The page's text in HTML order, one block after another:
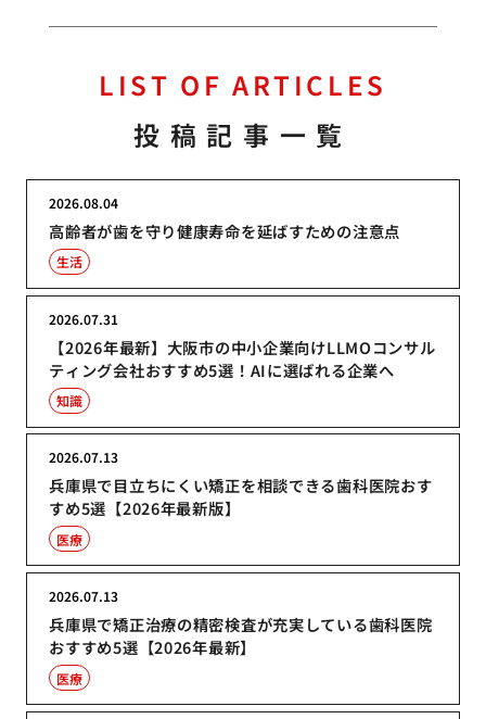
LIST OF ARTICLES
投稿記事一覧
高齢者が歯を守り健康寿命を延ばすための注意点
2026.08.04
生活
【2026年最新】大阪市の中小企業向けLLMOコンサル
ティング会社おすすめ5選！AIに選ばれる企業へ
2026.07.31
知識
兵庫県で目立ちにくい矯正を相談できる歯科医院おす
すめ5選【2026年最新版】
2026.07.13
医療
兵庫県で矯正治療の精密検査が充実している歯科医院
おすすめ5選【2026年最新】
2026.07.13
医療